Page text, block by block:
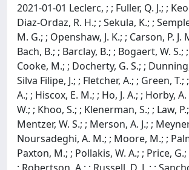
2021-01-01 Leclerc, ; ; Fuller, Q. J.; ;
Diaz-Ordaz, R. H.; ; Sekula, K.; ;
M. G.; ; Openshaw, J. K.; ; Carson, P. J.
Bach, B.; ; Barclay, B.; ; Bogaert, W. S.;
Cooke, M.; ; Docherty, G. S.; ;
Silva Filipe, J.; ; Fletcher, A.; ; Green,
A.; ; Hiscox, E. M.; ; Ho, J. A.; ; Horby, A.
W.; ; Khoo, S.; ; Klenerman, S.; ; Law,
Mentzer, W. S.; ; Merson, A. J.; ;
Noursadeghi, A. M.; ; Moore, M.; ;
Paxton, M.; ; Pollakis, W. A.; ; Price,